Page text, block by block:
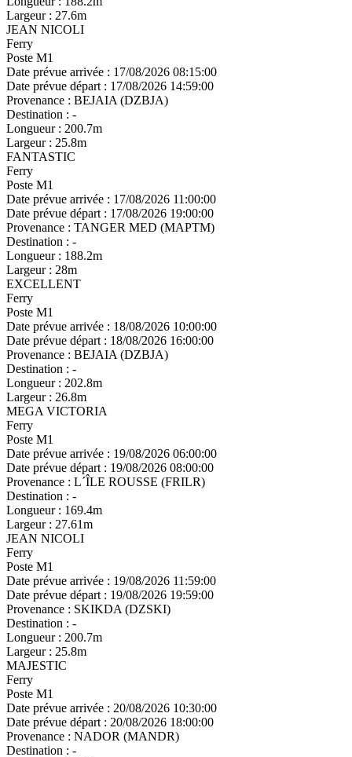
Largeur : 27.6m
JEAN NICOLI
Ferry
Poste M1
Date prévue arrivée : 17/08/2026 08:15:00
Date prévue départ : 17/08/2026 14:59:00
Provenance : BEJAIA (DZBJA)
Destination : -
Longueur : 200.7m
Largeur : 25.8m
FANTASTIC
Ferry
Poste M1
Date prévue arrivée : 17/08/2026 11:00:00
Date prévue départ : 17/08/2026 19:00:00
Provenance : TANGER MED (MAPTM)
Destination : -
Longueur : 188.2m
Largeur : 28m
EXCELLENT
Ferry
Poste M1
Date prévue arrivée : 18/08/2026 10:00:00
Date prévue départ : 18/08/2026 16:00:00
Provenance : BEJAIA (DZBJA)
Destination : -
Longueur : 202.8m
Largeur : 26.8m
MEGA VICTORIA
Ferry
Poste M1
Date prévue arrivée : 19/08/2026 06:00:00
Date prévue départ : 19/08/2026 08:00:00
Provenance : L´ÎLE ROUSSE (FRILR)
Destination : -
Longueur : 169.4m
Largeur : 27.61m
JEAN NICOLI
Ferry
Poste M1
Date prévue arrivée : 19/08/2026 11:59:00
Date prévue départ : 19/08/2026 19:59:00
Provenance : SKIKDA (DZSKI)
Destination : -
Longueur : 200.7m
Largeur : 25.8m
MAJESTIC
Ferry
Poste M1
Date prévue arrivée : 20/08/2026 10:30:00
Date prévue départ : 20/08/2026 18:00:00
Provenance : NADOR (MANDR)
Destination : -